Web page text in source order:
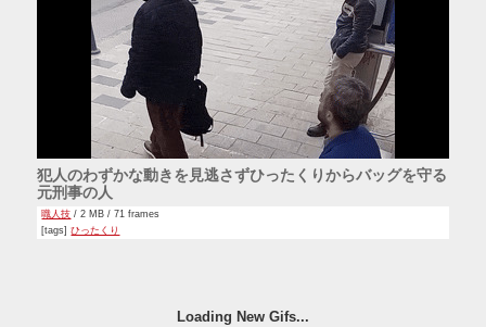
犯人のわずかな動きを見逃さずひったくりからバッグを守る
元刑事の人
職人技 / 2 MB / 71 frames
[tags]ひったくり
Loading New Gifs...